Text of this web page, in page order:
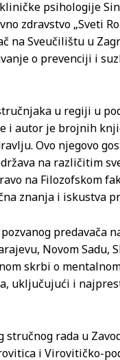
psihologije
zdravstvo „Sveti
na Sveučilištu u
o prevenciji i
u regiji u
i autor je brojnih
Ovo njegovo
na različitim
na Filozofskom
znanja i iskustva
Novom
skrbi o
uključujući i
stručnog rada u
i Virovitičko-